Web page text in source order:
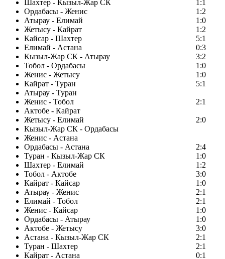
Шахтер - Кызыл-Жар СК
1:1
Ордабасы - Женис
1:2
Атырау - Елимай
1:0
Жетысу - Кайрат
1:2
Кайсар - Шахтер
5:1
Елимай - Астана
0:3
Кызыл-Жар СК - Атырау
3:2
Тобол - Ордабасы
1:0
Женис - Жетысу
1:0
Кайрат - Туран
5:1
Атырау - Туран
Женис - Тобол
2:1
Актобе - Кайрат
Жетысу - Елимай
2:0
Кызыл-Жар СК - Ордабасы
Женис - Астана
Ордабасы - Астана
2:4
Туран - Кызыл-Жар СК
1:0
Шахтер - Елимай
1:2
Тобол - Актобе
3:0
Кайрат - Кайсар
1:0
Атырау - Женис
2:1
Елимай - Тобол
2:1
Женис - Кайсар
1:0
Ордабасы - Атырау
1:0
Актобе - Жетысу
3:0
Астана - Кызыл-Жар СК
2:1
Туран - Шахтер
2:1
Кайрат - Астана
0:1